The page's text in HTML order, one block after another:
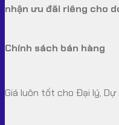
nhận ưu đãi riêng cho
Chính sách bán hàng
Giá luôn tốt cho Đại lý, Dự